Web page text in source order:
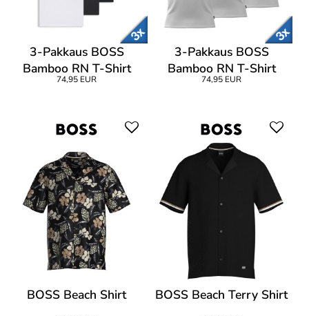
3-Pakkaus BOSS
Bamboo RN T-Shirt
74,95 EUR
3-Pakkaus BOSS
Bamboo RN T-Shirt
74,95 EUR
BOSS Beach Shirt BOSS Beach Terry Shirt